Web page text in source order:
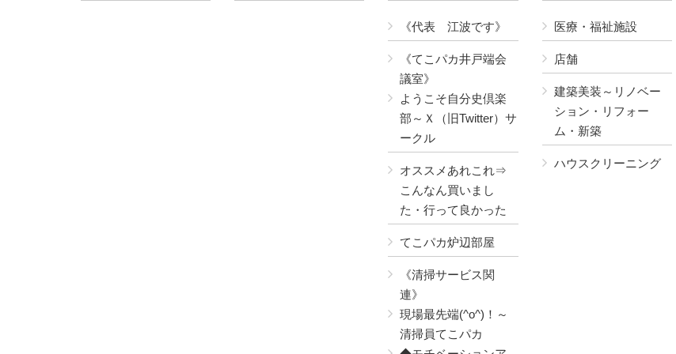
《代表 江波です》
《てこパカ井戸端会
議室》
ようこそ自分史倶楽
部～Ｘ（旧Twitter）サ
ークル
オススメあれこれ⇒
こんなん買いまし
た・行って良かった
てこパカ炉辺部屋
《清掃サービス関
連》
現場最先端(^o^)！～
清掃員てこパカ
医療・福祉施設
店舗
建築美装～リノベー
ション・リフォー
ム・新築
ハウスクリーニング